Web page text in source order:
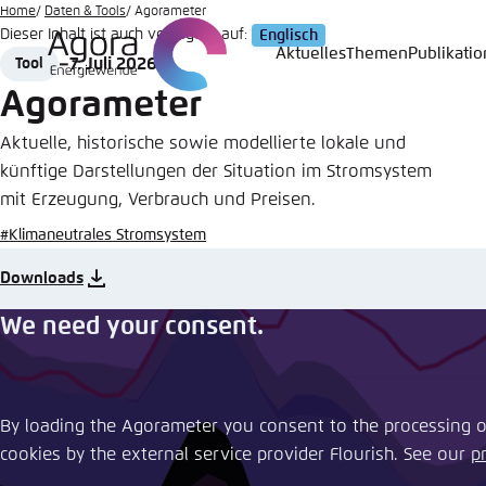
Zum
Hauptinhalt
gehen
AktuellesThemen
Home Daten & Tools Agorameter
Dieser Inhalt ist auch verfügbar auf: Englisch
Format
Tool
Date
7. Juli 2026
Agorameter
Aktuelle, historische sowie modellierte lokale und
künftige Darstellungen der Situation im Stromsystem
mit Erzeugung, Verbrauch und Preisen.
#Klimaneutrales Stromsystem
Downloads
We need your consent.
By loading the Agorameter you consent to the processing
cookies by the external service provider Flourish. See our ​
Englisch
Wählen
möchten.